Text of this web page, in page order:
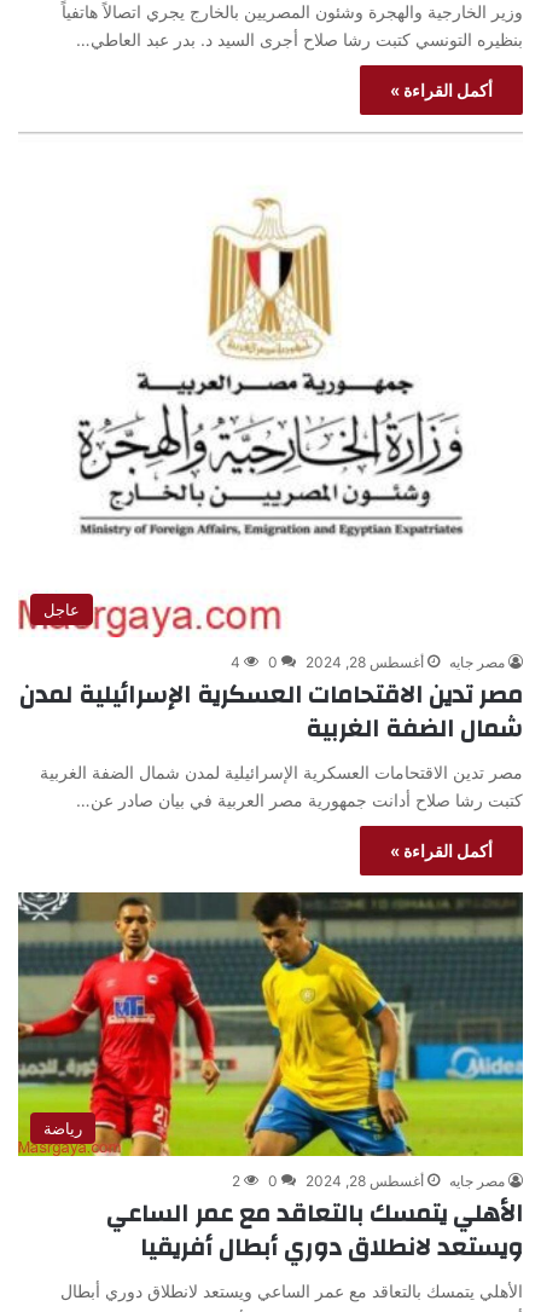
وزير الخارجية والهجرة وشئون المصريين بالخارج يجري اتصالاً هاتفياً
بنظيره التونسي كتبت رشا صلاح أجرى السيد د. بدر عبد العاطي…
أكمل القراءة »
عاجل
مصر جايه أغسطس 28, 2024 0
4
مصر تدين الاقتحامات العسكرية الإسرائيلية لمدن
شمال الضفة الغربية
مصر تدين الاقتحامات العسكرية الإسرائيلية لمدن شمال الضفة الغربية
كتبت رشا صلاح أدانت جمهورية مصر العربية في بيان صادر عن…
أكمل القراءة »
رياضة
مصر جايه أغسطس 28, 2024 0
2
الأهلي يتمسك بالتعاقد مع عمر الساعي
ويستعد لانطلاق دوري أبطال أفريقيا
الأهلي يتمسك بالتعاقد مع عمر الساعي ويستعد لانطلاق دوري أبطال